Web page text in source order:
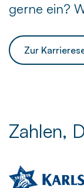
gerne ein?
Zur
Zahlen,